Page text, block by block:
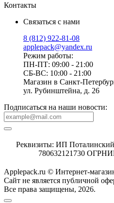
Контакты
Связаться с нами
8 (812) 922-81-08
applepack@yandex.ru
Режим работы:
ПН-ПТ: 09:00 - 21:00
СБ-ВС: 10:00 - 21:00
Магазин в Санкт-
ул. Рубинштейна, д. 26
Подписаться на наши новости:
Реквизиты: ИП
780632121730
Applepack.ru © Интернет-
Cайт не является публичной
Все права защищены, 2026.